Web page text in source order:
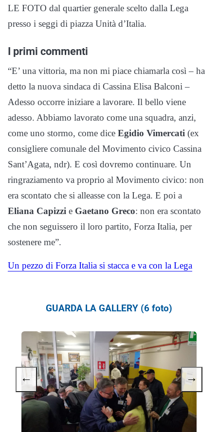
LE FOTO dal quartier generale scelto dalla Lega
presso i seggi di piazza Unità d’Italia.
I primi commenti
“E’ una vittoria, ma non mi piace chiamarla così – ha
detto la nuova sindaca di Cassina Elisa Balconi –
Adesso occorre iniziare a lavorare. Il bello viene
adesso. Abbiamo lavorato come una squadra, anzi,
come uno stormo, come dice Egidio Vimercati (ex
consigliere comunale del Movimento civico Cassina
Sant’Agata, ndr). E così dovremo continuare. Un
ringraziamento va proprio al Movimento civico: non
era scontato che si alleasse con la Lega. E poi a
Eliana Capizzi e Gaetano Greco: non era scontato
che non seguissero il loro partito, Forza Italia, per
sostenere me”.
Un pezzo di Forza Italia si stacca e va con la Lega
GUARDA LA GALLERY (6 foto)
← →